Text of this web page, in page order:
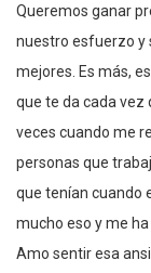
Queremos ganar
nuestro esfuerzo y
mejores. Es más,
que te da cada vez
veces cuando me
personas que
que tenían cuando
mucho eso y me
Amo sentir esa